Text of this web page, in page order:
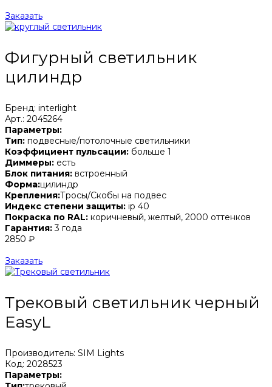
Заказать
Фигурный светильник
цилиндр
Бренд: interlight
Арт.: 2045264
Параметры:
Тип: подвесные/потолочные светильники
Коэффициент пульсации: больше 1
Диммеры: есть
Блок питания: встроенный
Форма:цилиндр
Крепления:Тросы/Скобы на подвес
Индекс степени защиты: ip 40
Покраска по RAL: коричневый, желтый, 2000 оттенков
Гарантия:3 года
2850 ₽
Заказать
Трековый светильник черный
EasyL
Производитель: SIM Lights
Код: 2028523
Параметры: